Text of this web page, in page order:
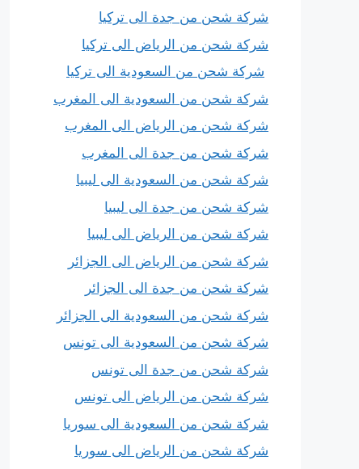
شركة شحن من جدة الى تركيا
شركة شحن من الرياض الى تركيا
شركة شحن من السعودية الى تركيا
شركة شحن من السعودية الى المغرب
شركة شحن من الرياض الى المغرب
شركة شحن من جدة الى المغرب
شركة شحن من السعودية الى ليبيا
شركة شحن من جدة الى ليبيا
شركة شحن من الرياض الى ليبيا
شركة شحن من الرياض الى الجزائر
شركة شحن من جدة الى الجزائر
شركة شحن من السعودية الى الجزائر
شركة شحن من السعودية الى تونس
شركة شحن من جدة الى تونس
شركة شحن من الرياض الى تونس
شركة شحن من السعودية الى سوريا
شركة شحن من الرياض الى سوريا